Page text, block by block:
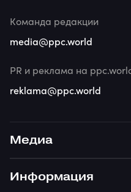
Медиа
Информация
Команда редакции
media@ppc.world
PR и реклама на
reklama@ppc.world